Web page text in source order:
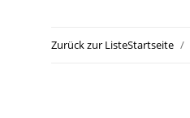
Zurück zur ListeStartseite